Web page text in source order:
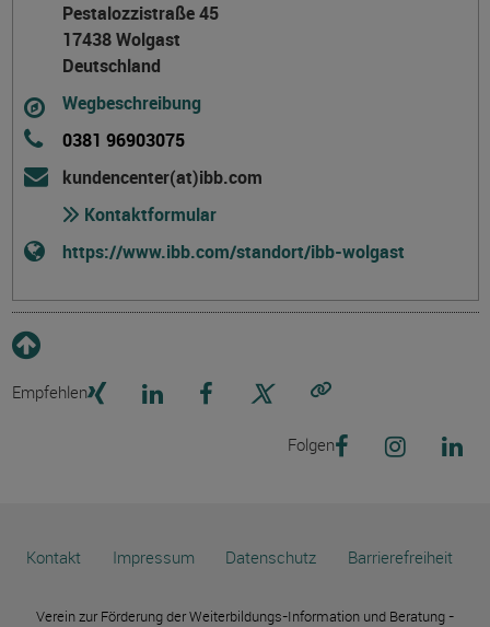
Pestalozzistraße 45
17438 Wolgast
Deutschland
Wegbeschreibung
0381 96903075
kundencenter(at)ibb.com
Kontaktformular
https://www.ibb.com/standort/ibb-wolgast
Empfehlen
Folgen
Kontakt Impressum Datenschutz Barrierefreiheit
Verein zur Förderung der Weiterbildungs-Information und Beratung -